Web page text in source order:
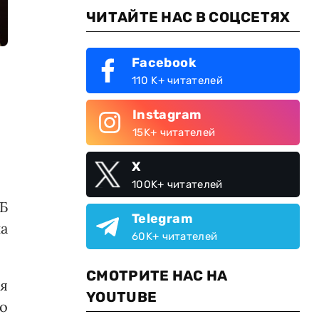
ЧИТАЙТЕ НАС В СОЦСЕТЯХ
Facebook
110 K+ читателей
Instagram
15K+ читателей
X
100K+ читателей
Telegram
60K+ читателей
СМОТРИТЕ НАС НА
YOUTUBE